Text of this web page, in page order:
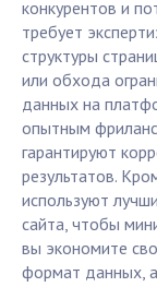
конкурентов и
требует
структуры
или обхода
данных на
опытным
гарантируют
результатов.
используют
сайта, чтобы
вы экономите
формат данных,